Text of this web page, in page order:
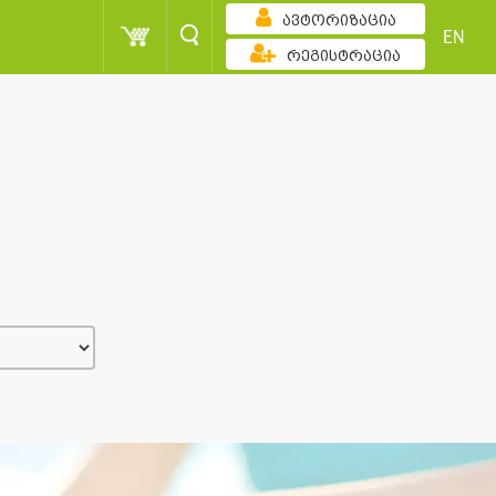
ავტორიზაცია
რეგისტრაცია
EN